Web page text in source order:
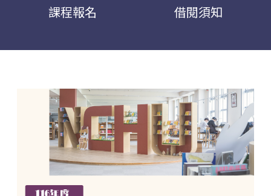
課程報名 借閱須知